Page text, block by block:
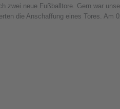
zwei neue Fußballtore. Gern war
die Anschaffung eines Tores. Am